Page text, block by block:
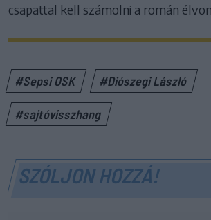
csapattal kell számolni a román
#Sepsi OSK #Diószegi László
#sajtóvisszhang
SZÓLJON HOZZÁ!